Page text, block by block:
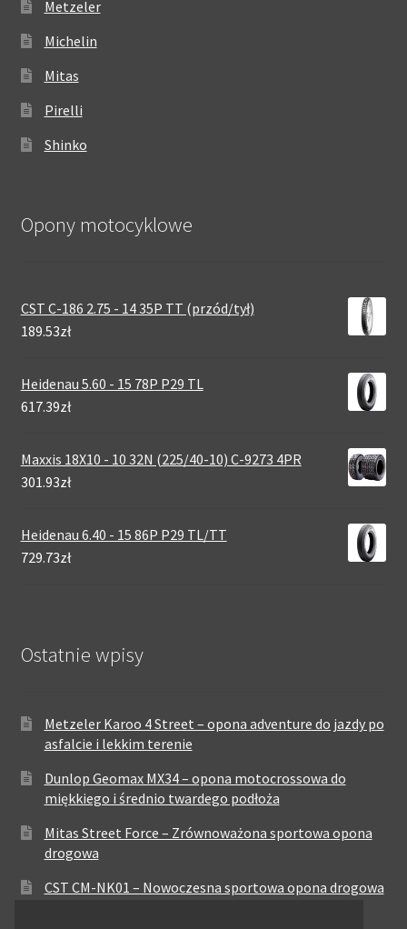
Metzeler
Michelin
Mitas
Pirelli
Shinko
Opony motocyklowe
CST C-186 2.75 - 14 35P TT (przód/tył)
189.53zł
Heidenau 5.60 - 15 78P P29 TL
617.39zł
Maxxis 18X10 - 10 32N (225/40-10) C-9273 4PR
301.93zł
Heidenau 6.40 - 15 86P P29 TL/TT
729.73zł
Ostatnie wpisy
Metzeler Karoo 4 Street – opona adventure do jazdy po
asfalcie i lekkim terenie
Dunlop Geomax MX34 – opona motocrossowa do
miękkiego i średnio twardego podłoża
Mitas Street Force – Zrównoważona sportowa opona
drogowa
CST CM-NK01 – Nowoczesna sportowa opona drogowa